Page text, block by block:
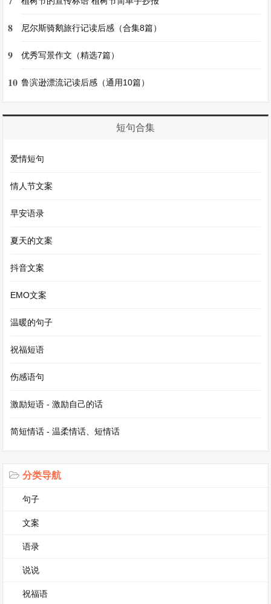
小花猫看到主人家的镜子里有一只和自己一模一样
的小花猫，它觉得很奇怪。
小花猫对着镜子里的自己“喵喵”叫，镜子里的小花
猫也“喵喵”叫;小花猫伸出爪子，镜子里的小花猫也
伸出爪子。小花猫生气了，它以为镜子里的小花猫
说：“镜子里的是你自己的影子，不是真的小猫
哦。”
小花猫听了，眨眨眼睛，似乎明白了。从那以后，
小花猫再看到镜子，只是友好地摇摇尾巴，不再乱
《青蛙王子的故事》
从前，有一位美丽的公主，她最喜欢在王宫的花园
里玩耍。
有一天，公主不小心把金球掉进了一口很深的井
里，她着急地哭了起来。这时，一只青蛙跳了出
来，对公主说：“美丽的公主，如果你答应让我做
公主为了拿回金球，只好答应了青蛙的要求。青蛙
跳进井里，很快就把金球捞了上来。公主拿到金球
8 尼尔斯骑鹅旅行记读后感（合集8篇）
9 优秀写景作文（精选7篇）
10 鲁滨逊漂流记读后感（通用10篇）
短句合集
爱情短句
情人节文案
早安语录
夏天的文案
抖音文案
EMO文案
温暖的句子
祝福短语
伤感语句
激励短语 - 激励自己的话
简短情话 - 温柔情话、短情话
分类导航
句子
文案
语录
说说
祝福语